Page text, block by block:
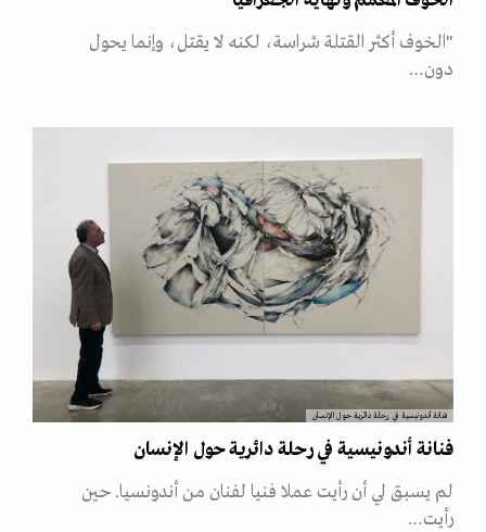
"الخوف أكثر القتلة شراسة، لكنه لا يقتل، وإنما يحول
دون…
فنانة أندونيسية في رحلة دائرية حول الإنسان
فنانة أندونيسية في رحلة دائرية حول الإنسان
لم يسبق لي أن رأيت عملا فنيا لفنان من أندونسيا. حين
رأيت…